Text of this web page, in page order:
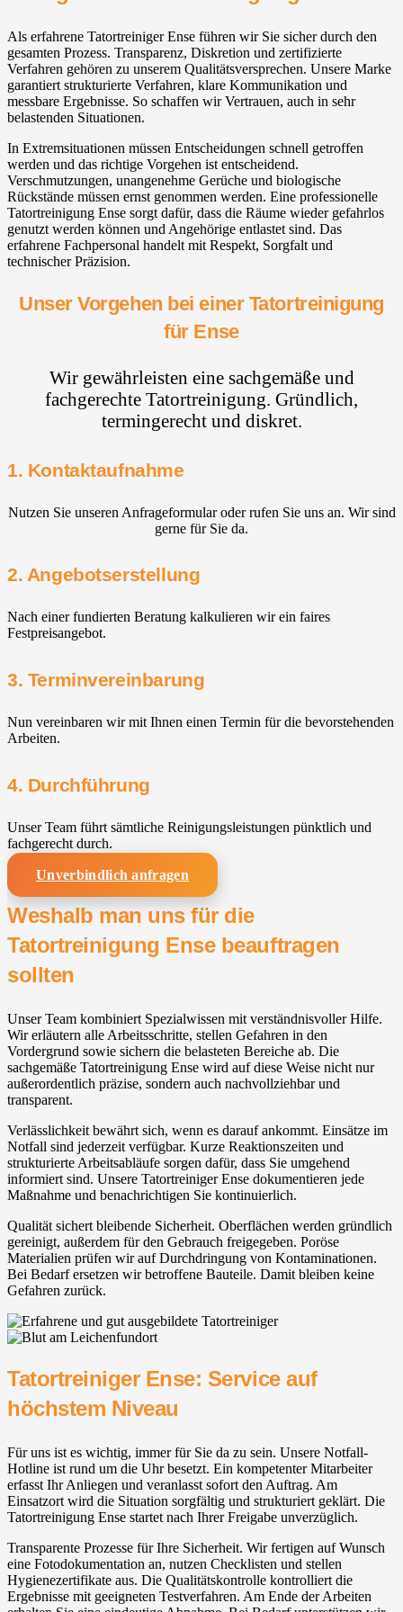
Als erfahrene Tatortreiniger Ense führen wir Sie sicher durch den
gesamten Prozess. Transparenz, Diskretion und zertifizierte
Verfahren gehören zu unserem Qualitätsversprechen. Unsere Marke
garantiert strukturierte Verfahren, klare Kommunikation und
messbare Ergebnisse. So schaffen wir Vertrauen, auch in sehr
belastenden Situationen.
In Extremsituationen müssen Entscheidungen schnell getroffen
werden und das richtige Vorgehen ist entscheidend.
Verschmutzungen, unangenehme Gerüche und biologische
Rückstände müssen ernst genommen werden. Eine professionelle
Tatortreinigung Ense sorgt dafür, dass die Räume wieder gefahrlos
genutzt werden können und Angehörige entlastet sind. Das
erfahrene Fachpersonal handelt mit Respekt, Sorgfalt und
technischer Präzision.
Unser Vorgehen bei einer Tatortreinigung
für Ense
Wir gewährleisten eine sachgemäße und
fachgerechte Tatortreinigung. Gründlich,
termingerecht und diskret.
1. Kontaktaufnahme
Nutzen Sie unseren Anfrageformular oder rufen Sie uns an. Wir sind
gerne für Sie da.
2. Angebotserstellung
Nach einer fundierten Beratung kalkulieren wir ein faires
Festpreisangebot.
3. Terminvereinbarung
Nun vereinbaren wir mit Ihnen einen Termin für die bevorstehenden
Arbeiten.
4. Durchführung
Unser Team führt sämtliche Reinigungsleistungen pünktlich und
fachgerecht durch.
Unverbindlich anfragen
Weshalb man uns für die
Tatortreinigung Ense beauftragen
sollten
Unser Team kombiniert Spezialwissen mit verständnisvoller Hilfe.
Wir erläutern alle Arbeitsschritte, stellen Gefahren in den
Vordergrund sowie sichern die belasteten Bereiche ab. Die
sachgemäße Tatortreinigung Ense wird auf diese Weise nicht nur
außerordentlich präzise, sondern auch nachvollziehbar und
transparent.
Verlässlichkeit bewährt sich, wenn es darauf ankommt. Einsätze im
Notfall sind jederzeit verfügbar. Kurze Reaktionszeiten und
strukturierte Arbeitsabläufe sorgen dafür, dass Sie umgehend
informiert sind. Unsere Tatortreiniger Ense dokumentieren jede
Maßnahme und benachrichtigen Sie kontinuierlich.
Qualität sichert bleibende Sicherheit. Oberflächen werden gründlich
gereinigt, außerdem für den Gebrauch freigegeben. Poröse
Materialien prüfen wir auf Durchdringung von Kontaminationen.
Bei Bedarf ersetzen wir betroffene Bauteile. Damit bleiben keine
Gefahren zurück.
Tatortreiniger Ense: Service auf
höchstem Niveau
Für uns ist es wichtig, immer für Sie da zu sein. Unsere Notfall-
Hotline ist rund um die Uhr besetzt. Ein kompetenter Mitarbeiter
erfasst Ihr Anliegen und veranlasst sofort den Auftrag. Am
Einsatzort wird die Situation sorgfältig und strukturiert geklärt. Die
Tatortreinigung Ense startet nach Ihrer Freigabe unverzüglich.
Transparente Prozesse für Ihre Sicherheit. Wir fertigen auf Wunsch
eine Fotodokumentation an, nutzen Checklisten und stellen
Hygienezertifikate aus. Die Qualitätskontrolle kontrolliert die
Ergebnisse mit geeigneten Testverfahren. Am Ende der Arbeiten